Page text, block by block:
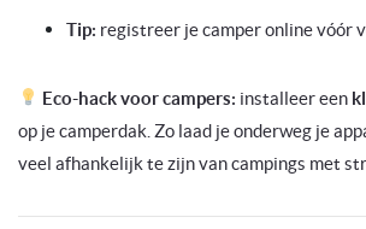
Tip: registreer je camper online vóór
Eco-hack voor campers: installeer een
op je camperdak. Zo laad je onderweg je
veel afhankelijk te zijn van campings met